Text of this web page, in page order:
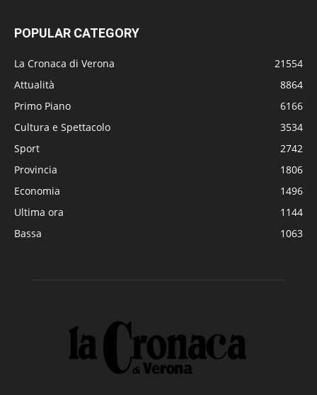
POPULAR CATEGORY
La Cronaca di Verona
21554
Attualità
8864
Primo Piano
6166
Cultura e Spettacolo
3534
Sport
2742
Provincia
1806
Economia
1496
Ultima ora
1144
Bassa
1063